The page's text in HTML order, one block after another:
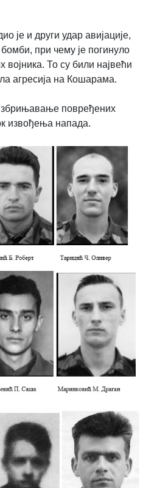
је и други удар авијације,
при чему је погинуло
То су били највећи
агресија на Кошарама.
повређених
извођења напада.